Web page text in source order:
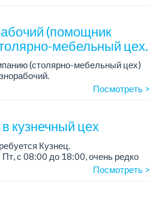
(помощник
мебельный цех.
(столярно-мебельный цех)
Посмотреть >
кузнечный цех
Кузнец.
с 08:00 до 18:00, очень редко
Посмотреть >